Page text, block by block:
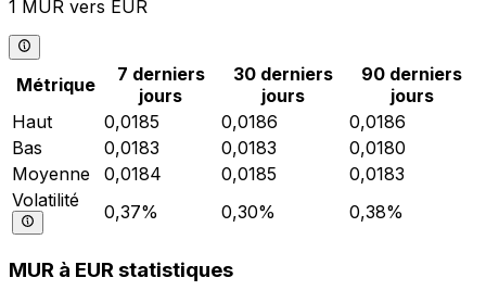
1 MUR vers EUR
Métrique
7 derniers
jours
30 derniers
jours
90 derniers
jours
Haut
0,0185 0,0186
0,0186
Bas
0,0183 0,0183
0,0180
Moyenne
0,0184 0,0185
0,0183
Volatilité
0,37% 0,30% 0,38%
MUR à EUR statistiques